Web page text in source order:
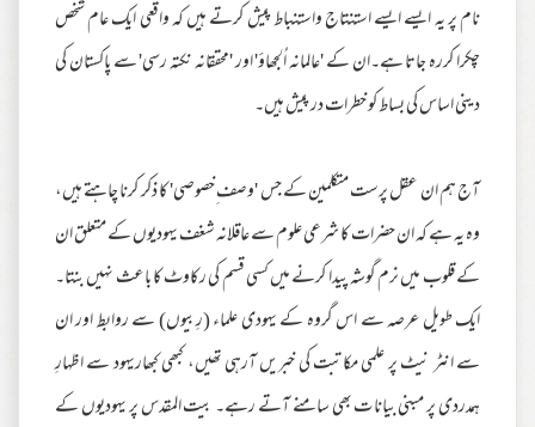
نام پر یہ ایسے ایسے استنتاج واستنباط پیش کرتے ہیں کہ واقعی ایک عام شخص
چکرا کررہ جاتا ہے۔ان کے 'عالمانہ اُلجھاؤ' اور 'محققانہ نکتہ رسی' سے پاکستان کی
دینی اساس کی بساط کو خطرات در پیش ہیں۔
آج ہم ان عقل پرست متکلمین کے جس 'وصف ِخصوصی' کا ذکر کرنا چاہتے ہیں،
وہ یہ ہے کہ ان حضرات کا شرعی علوم سے عاقلانہ شغف یہودیوں کے متعلق ان
کے قلوب میں نرم گوشہ پیدا کرنے میں کسی قسم کی رکاوٹ کا باعث نہیں بنتا۔
ایک طویل عرصہ سے اس گروہ کے یہودی علماء (رِبیوں) سے روابط اور ان
سے انٹر نیٹ پر علمی مکاتبت کی خبریں آرہی تھیں، کبھی کبھاریہود سے اظہارِ
ہمدردی پر مبنی بیانات بھی سامنے آتے رہے۔ بیت المقدس پر یہودیوں کے